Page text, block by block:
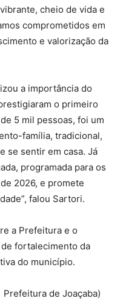
cheio de vida e
comprometidos em
e valorização da
a importância do
o primeiro
5 mil pessoas, foi um
família, tradicional,
se sentir em casa. Já
programada para os
2026, e promete
falou Sartori.
a Prefeitura e o
fortalecimento da
do município.
de Joaçaba)